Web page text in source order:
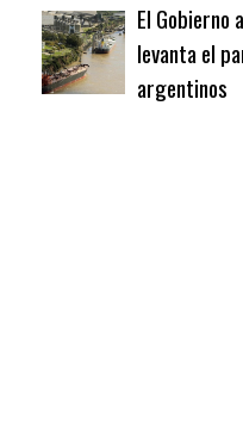
El Gobierno
levanta el
argentinos